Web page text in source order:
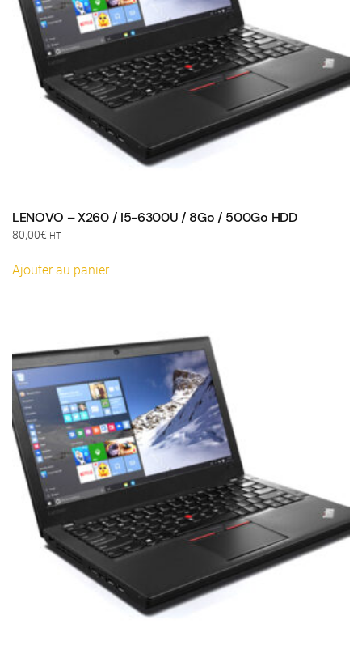
LENOVO – X260 / I5-6300U / 8Go / 500Go HDD
80,00€ HT
Ajouter au panier